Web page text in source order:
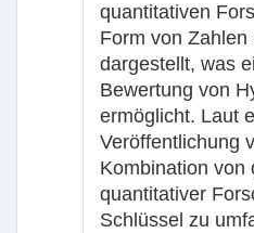
quantitativen
Form von Zahlen
dargestellt, was
Bewertung von
ermöglicht. Laut
Veröffentlichung
Kombination von
quantitativer
Schlüssel zu